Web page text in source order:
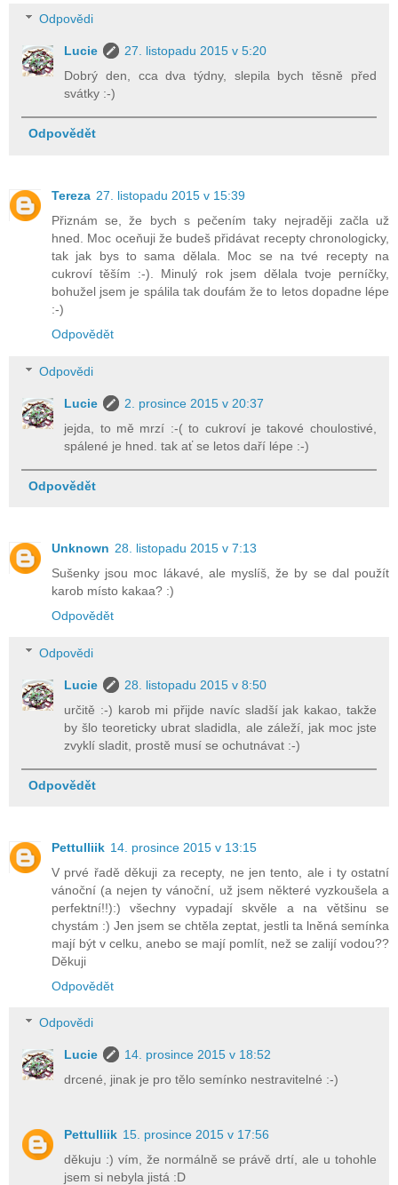
Odpovědi
Lucie
27. listopadu 2015 v 5:20
Dobrý den, cca dva týdny, slepila bych těsně před
svátky :-)
Odpovědět
Tereza 27. listopadu 2015 v 15:39
Přiznám se, že bych s pečením taky nejraději začla už
hned. Moc oceňuji že budeš přidávat recepty chronologicky,
tak jak bys to sama dělala. Moc se na tvé recepty na
cukroví těším :-). Minulý rok jsem dělala tvoje perníčky,
bohužel jsem je spálila tak doufám že to letos dopadne lépe
:-)
Odpovědět
Odpovědi
Lucie
2. prosince 2015 v 20:37
jejda, to mě mrzí :-( to cukroví je takové choulostivé,
spálené je hned. tak ať se letos daří lépe :-)
Odpovědět
Unknown 28. listopadu 2015 v 7:13
Sušenky jsou moc lákavé, ale myslíš, že by se dal použít
karob místo kakaa? :)
Odpovědět
Odpovědi
Lucie
28. listopadu 2015 v 8:50
určitě :-) karob mi přijde navíc sladší jak kakao, takže
by šlo teoreticky ubrat sladidla, ale záleží, jak moc jste
zvyklí sladit, prostě musí se ochutnávat :-)
Odpovědět
Pettulliik 14. prosince 2015 v 13:15
V prvé řadě děkuji za recepty, ne jen tento, ale i ty ostatní
vánoční (a nejen ty vánoční, už jsem některé vyzkoušela a
perfektní!!):) všechny vypadají skvěle a na většinu se
chystám :) Jen jsem se chtěla zeptat, jestli ta lněná semínka
mají být v celku, anebo se mají pomlít, než se zalijí vodou??
Děkuji
Odpovědět
Odpovědi
Lucie
14. prosince 2015 v 18:52
drcené, jinak je pro tělo semínko nestravitelné :-)
Pettulliik 15. prosince 2015 v 17:56
děkuju :) vím, že normálně se právě drtí, ale u tohohle
jsem si nebyla jistá :D